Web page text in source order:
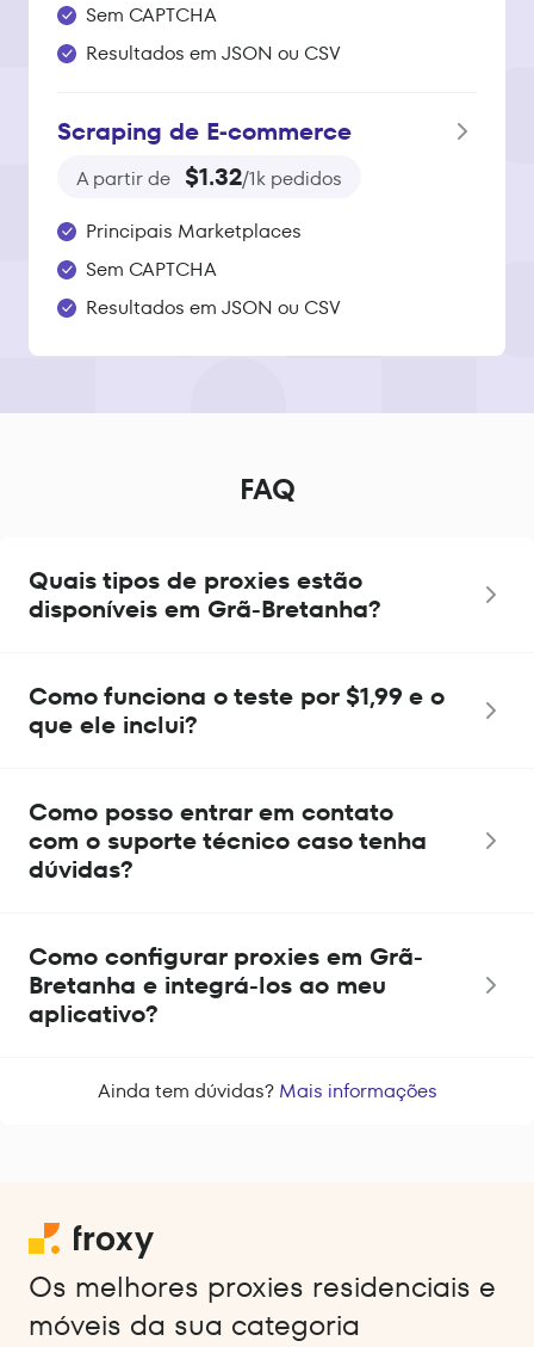
Sem CAPTCHA
Resultados em JSON ou CSV
Scraping de E‑commerce
A partir de $1.32/1k pedidos
Principais Marketplaces
Sem CAPTCHA
Resultados em JSON ou CSV
FAQ
Quais tipos de proxies estão
disponíveis em Grã-Bretanha?
Como funciona o teste por $1,99 e o
que ele inclui?
Como posso entrar em contato
com o suporte técnico caso tenha
dúvidas?
Como configurar proxies em Grã-
Bretanha e integrá-los ao meu
aplicativo?
Ainda tem dúvidas? Mais informações
Os melhores proxies residenciais e
móveis da sua categoria